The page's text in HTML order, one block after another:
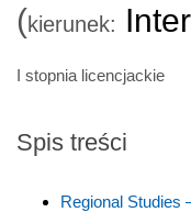
(kierunek:
I stopnia licencjackie
Spis treści
Regional Studies